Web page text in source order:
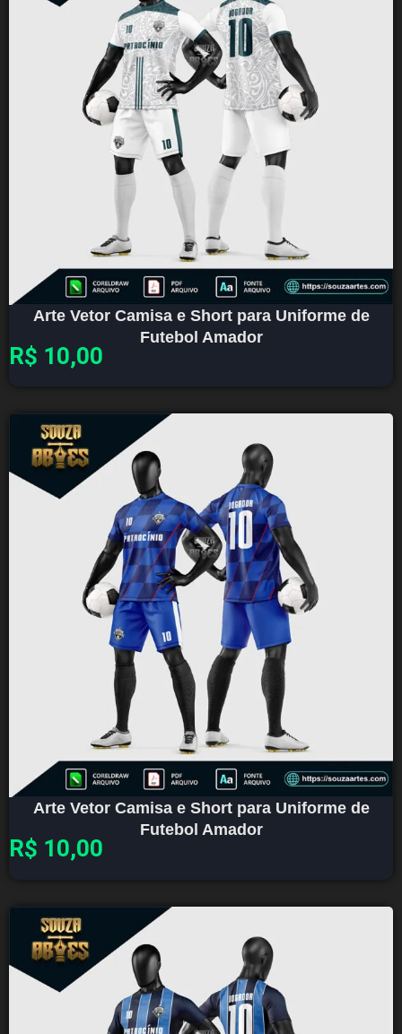
Arte Vetor Camisa e Short para Uniforme de
Futebol Amador
R$ 10,00
Arte Vetor Camisa e Short para Uniforme de
Futebol Amador
R$ 10,00